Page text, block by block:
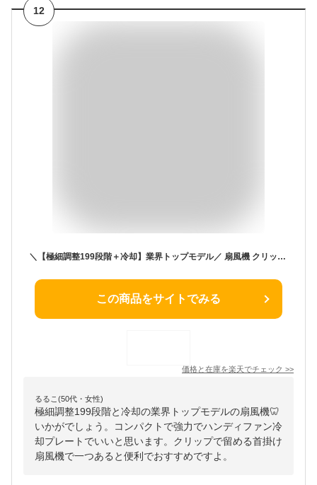
12
＼【極細調整199段階＋冷却】業界トップモデル／ 扇風機 クリップ コンセント 強力 360度 ハンディファン冷却プレート 2026 扇風機 クリップ 冷却 首掛け扇風機 超冷却力超冷却力 6way クリップファ ハンディファン 冷却 最強 卓上 クーラー 腰掛け 日傘 ネックファン
この商品をサイトでみる
価格と在庫を楽天でチェック >>
るるこ(50代・女性)
極細調整199段階と冷却の業界トップモデルの扇風機🦷
いかがでしょう。コンパクトで強力でハンディファン冷
却プレートでいいと思います。クリップで留める首掛け
扇風機で一つあると便利でおすすめですよ。